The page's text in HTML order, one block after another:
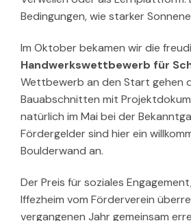
Bedingungen, wie starker
Im Oktober bekamen wir die
Handwerkswettbewerb für
Wettbewerb an den Start gehen
Bauabschnitten mit
natürlich im Mai bei der
Fördergelder sind hier ein
Boulderwand an.
Der Preis für soziales
Iffezheim vom Förderverein
vergangenen Jahr gemeinsam